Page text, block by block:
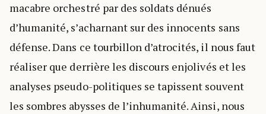
macabre orchestré par des soldats dénués
d’humanité, s’acharnant sur des innocents sans
défense. Dans ce tourbillon d’atrocités, il nous faut
réaliser que derrière les discours enjolivés et les
analyses pseudo-politiques se tapissent souvent
les sombres abysses de l’inhumanité. Ainsi, nous